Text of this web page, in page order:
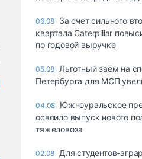
06.08 За счет сильного
квартала Caterpillar
по годовой выручке
05.08 Льготный заём на
Петербурга для МСП
04.08 Южноуральское
освоило выпуск нового
тяжеловоза
02.08 Для студентов-